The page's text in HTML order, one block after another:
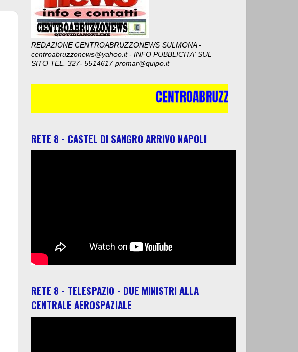
REDAZIONE CENTROABRUZZONEWS SULMONA -
centroabruzzonews@yahoo.it - INFO PUBBLICITA' SUL
SITO TEL. 327- 5514617 promar@quipo.it
RETE 8 - CASTEL DI SANGRO ARRIVO NAPOLI
RETE 8 - TELESPAZIO - DUE MINISTRI ALLA
CENTRALE AEROSPAZIALE